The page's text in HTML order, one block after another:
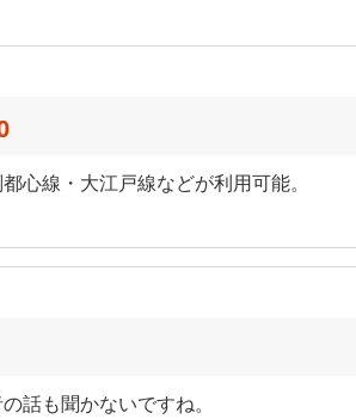
心線・大江戸線などが利用可能。
話も聞かないですね。